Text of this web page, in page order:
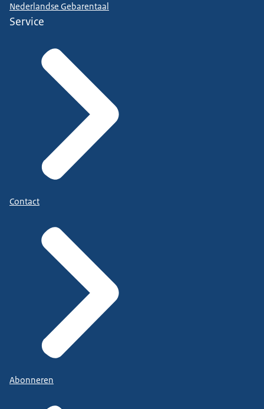
Nederlandse Gebarentaal
Service
Contact
Abonneren